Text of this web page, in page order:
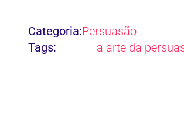
Categoria:Persuasão
Tags:
a arte da